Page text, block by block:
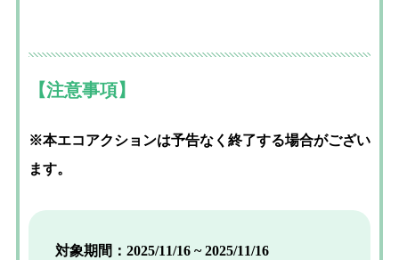
【注意事項】
※本エコアクションは予告なく終了する場合がござい
ます。
対象期間：2025/11/16 ~ 2025/11/16